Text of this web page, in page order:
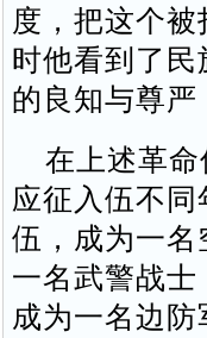
度，把这个
时他看到了
的良知与尊严
在上述革命
应征入伍不
伍，成为一
一名武警战
成为一名边